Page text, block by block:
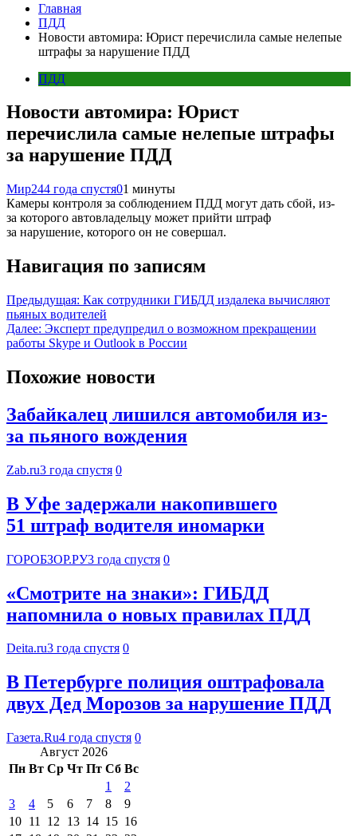
Главная
ПДД
Новости автомира: Юрист перечислила самые нелепые
штрафы за нарушение ПДД
ПДД
Новости автомира: Юрист
перечислила самые нелепые штрафы
за нарушение ПДД
Мир244 года спустя01 минуты
Камеры контроля за соблюдением ПДД могут дать сбой, из-
за которого автовладельцу может прийти штраф
за нарушение, которого он не совершал.
Навигация по записям
Предыдущая: Как сотрудники ГИБДД издалека вычисляют
пьяных водителей
Далее: Эксперт предупредил о возможном прекращении
работы Skype и Outlook в России
Похожие новости
Забайкалец лишился автомобиля из-
за пьяного вождения
Zab.ru3 года спустя 0
В Уфе задержали накопившего
51 штраф водителя иномарки
ГОРОБЗОР.РУ3 года спустя 0
«Смотрите на знаки»: ГИБДД
напомнила о новых правилах ПДД
Deita.ru3 года спустя 0
В Петербурге полиция оштрафовала
двух Дед Морозов за нарушение ПДД
Газета.Ru4 года спустя 0
Август 2026
Пн Вт Ср Чт Пт Сб Вс
1
2
3
4 5 6 7 8
9
10 11 12 13 14 15 16